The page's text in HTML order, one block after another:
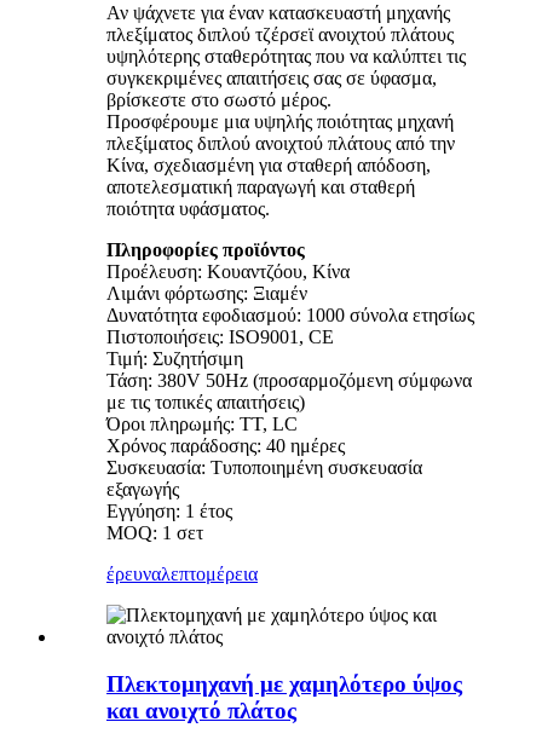
Αν ψάχνετε για έναν κατασκευαστή μηχανής
πλεξίματος διπλού τζέρσεϊ ανοιχτού πλάτους
υψηλότερης σταθερότητας που να καλύπτει τις
συγκεκριμένες απαιτήσεις σας σε ύφασμα,
βρίσκεστε στο σωστό μέρος.
Προσφέρουμε μια υψηλής ποιότητας μηχανή
πλεξίματος διπλού ανοιχτού πλάτους από την
Κίνα, σχεδιασμένη για σταθερή απόδοση,
αποτελεσματική παραγωγή και σταθερή
ποιότητα υφάσματος.
Πληροφορίες προϊόντος
Προέλευση: Κουαντζόου, Κίνα
Λιμάνι φόρτωσης: Ξιαμέν
Δυνατότητα εφοδιασμού: 1000 σύνολα ετησίως
Πιστοποιήσεις: ISO9001, CE
Τιμή: Συζητήσιμη
Τάση: 380V 50Hz (προσαρμοζόμενη σύμφωνα
με τις τοπικές απαιτήσεις)
Όροι πληρωμής: TT, LC
Χρόνος παράδοσης: 40 ημέρες
Συσκευασία: Τυποποιημένη συσκευασία
εξαγωγής
Εγγύηση: 1 έτος
MOQ: 1 σετ
έρευναλεπτομέρεια
Πλεκτομηχανή με χαμηλότερο ύψος
και ανοιχτό πλάτος